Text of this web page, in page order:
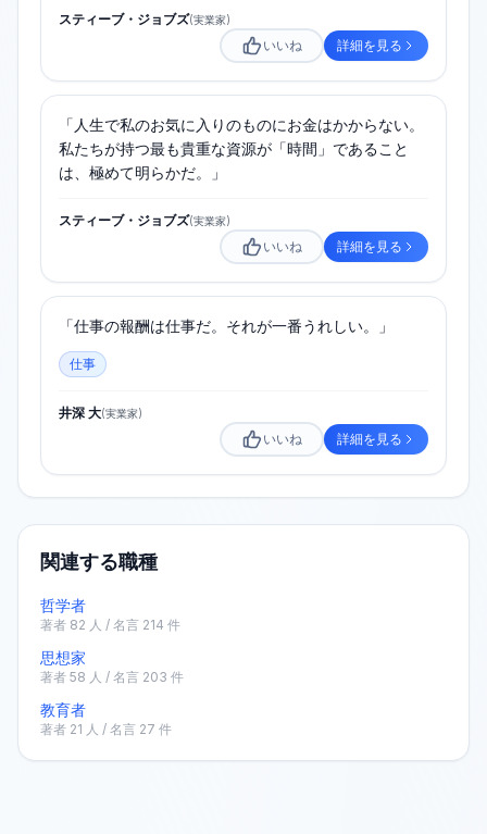
スティーブ・ジョブズ(実業家)
いいね 詳細を見る
「人生で私のお気に入りのものにお金はかからない。
私たちが持つ最も貴重な資源が「時間」であること
は、極めて明らかだ。」
スティーブ・ジョブズ(実業家)
いいね 詳細を見る
「仕事の報酬は仕事だ。それが一番うれしい。」
仕事
井深 大(実業家)
いいね 詳細を見る
関連する職種
哲学者
著者 82 人 / 名言 214 件
思想家
著者 58 人 / 名言 203 件
教育者
著者 21 人 / 名言 27 件